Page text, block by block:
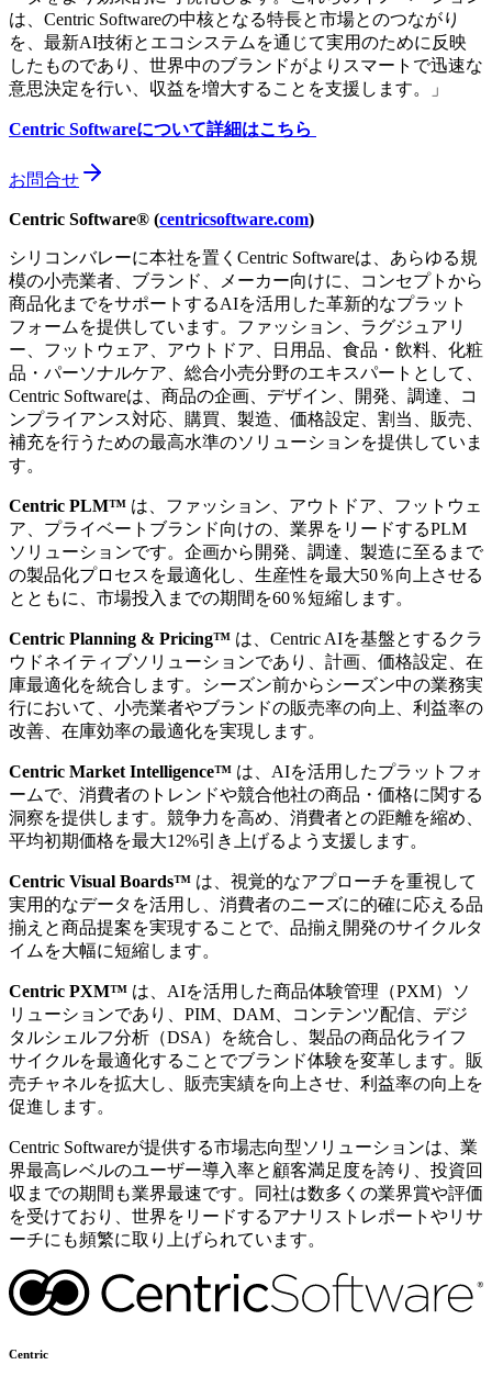
は、Centric Softwareの中核となる特長と市場とのつながり
を、最新AI技術とエコシステムを通じて実用のために反映
したものであり、世界中のブランドがよりスマートで迅速な
意思決定を行い、収益を増大することを支援します。」
Centric Softwareについて詳細はこちら
お問合せ
Centric Software® (centricsoftware.com)
シリコンバレーに本社を置くCentric Softwareは、あらゆる規
模の小売業者、ブランド、メーカー向けに、コンセプトから
商品化までをサポートするAIを活用した革新的なプラット
フォームを提供しています。ファッション、ラグジュアリ
ー、フットウェア、アウトドア、日用品、食品・飲料、化粧
品・パーソナルケア、総合小売分野のエキスパートとして、
Centric Softwareは、商品の企画、デザイン、開発、調達、コ
ンプライアンス対応、購買、製造、価格設定、割当、販売、
補充を行うための最高水準のソリューションを提供していま
す。
Centric PLM™ は、ファッション、アウトドア、フットウェ
ア、プライベートブランド向けの、業界をリードするPLM
ソリューションです。企画から開発、調達、製造に至るまで
の製品化プロセスを最適化し、生産性を最大50％向上させる
とともに、市場投入までの期間を60％短縮します。
Centric Planning & Pricing™ は、Centric AIを基盤とするクラ
ウドネイティブソリューションであり、計画、価格設定、在
庫最適化を統合します。シーズン前からシーズン中の業務実
行において、小売業者やブランドの販売率の向上、利益率の
改善、在庫効率の最適化を実現します。
Centric Market Intelligence™ は、AIを活用したプラットフォ
ームで、消費者のトレンドや競合他社の商品・価格に関する
洞察を提供します。競争力を高め、消費者との距離を縮め、
平均初期価格を最大12%引き上げるよう支援します。
Centric Visual Boards™ は、視覚的なアプローチを重視して
実用的なデータを活用し、消費者のニーズに的確に応える品
揃えと商品提案を実現することで、品揃え開発のサイクルタ
イムを大幅に短縮します。
Centric PXM™ は、AIを活用した商品体験管理（PXM）ソ
リューションであり、PIM、DAM、コンテンツ配信、デジ
タルシェルフ分析（DSA）を統合し、製品の商品化ライフ
サイクルを最適化することでブランド体験を変革します。販
売チャネルを拡大し、販売実績を向上させ、利益率の向上を
促進します。
Centric Softwareが提供する市場志向型ソリューションは、業
界最高レベルのユーザー導入率と顧客満足度を誇り、投資回
収までの期間も業界最速です。同社は数多くの業界賞や評価
を受けており、世界をリードするアナリストレポートやリサ
ーチにも頻繁に取り上げられています。
Centric